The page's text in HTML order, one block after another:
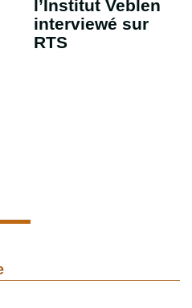
l’Institut Veblen
interviewé sur
RTS